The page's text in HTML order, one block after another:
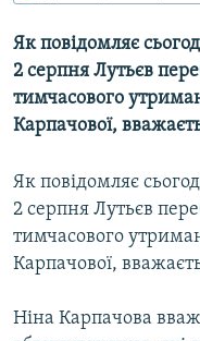
ФОТО
СПЕЦПРОЄКТИ
ПОДКАСТИ
КРИМ РЕАЛІЇ
РУС
УКР
Як повiдомляє
2 серпня Лутьєв
тимчасового
Карпачової,
Як повiдомляє
2 серпня Лутьєв
тимчасового
Карпачової,
Ніна Карпачова